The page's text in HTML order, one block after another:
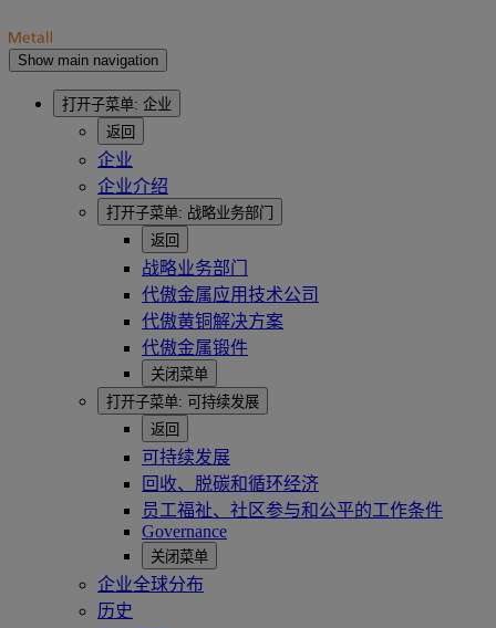
Show main navigation
打开子菜单: 企业
返回
企业
企业介绍
打开子菜单: 战略业务部门
返回
战略业务部门
代傲金属应用技术公司
代傲黄铜解决方案
代傲金属锻件
关闭菜单
打开子菜单: 可持续发展
返回
可持续发展
回收、脱碳和循环经济
员工福祉、社区参与和公平的工作条件
Governance
关闭菜单
企业全球分布
历史